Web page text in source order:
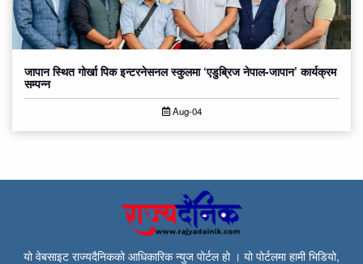
जापान स्थित गोर्खा पिक इन्टरनेसनल स्कुलमा ‘एडुब्रिज नेपाल-जापान’ कार्यक्रम
सम्पन्न
Aug-04
यो वेबसाइट राज्यदैनिकको आधिकारिक न्युज पोर्टल हो । यो पोर्टलमा हामी भिडियो,